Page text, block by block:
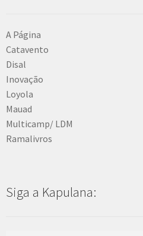
A Página
Catavento
Disal
Inovação
Loyola
Mauad
Multicamp/ LDM
Ramalivros
Siga a Kapulana: